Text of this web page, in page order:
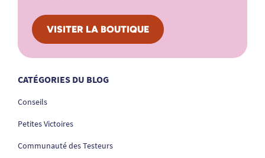
VISITER LA BOUTIQUE
CATÉGORIES DU BLOG
Conseils
Petites Victoires
Communauté des Testeurs